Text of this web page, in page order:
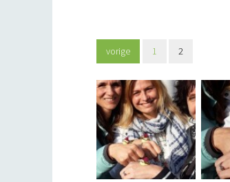
vorige 1 2